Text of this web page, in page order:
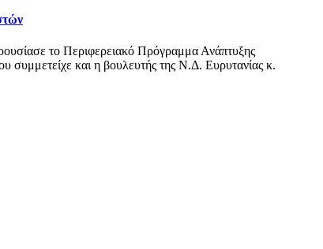
το Περιφερειακό Πρόγραμμα Ανάπτυξης
συμμετείχε και η βουλευτής της Ν.Δ. Ευρυτανίας κ.